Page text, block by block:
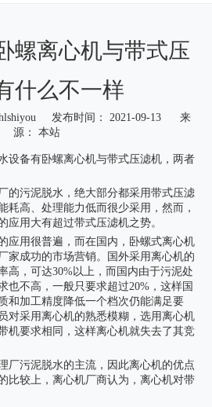
螺离心机与带式压
什么不一样
发布时间： 2021-09-13 来
源： 本站
设备有卧螺离心机与带式压滤机，两者
的污泥脱水，绝大部分都采用带式压滤
耗高、处理能力低而很少采用，然而，
应用大有超过带式压滤机之势。
应用很普遍，而在国内，卧螺式离心机
家成功的市场营销。国外采用离心机的
高，可达30%以上，而国内由于污泥处
也不高，一般只要求超过20%，这样国
和加工精度降低一个档次仍能满足要
对采用离心机的熟悉模糊，选用离心机
机要求相同，这样离心机就失去了其竞
厂污泥脱水的主流，因此离心机的优点
比较上，离心机厂商认为，离心机对带